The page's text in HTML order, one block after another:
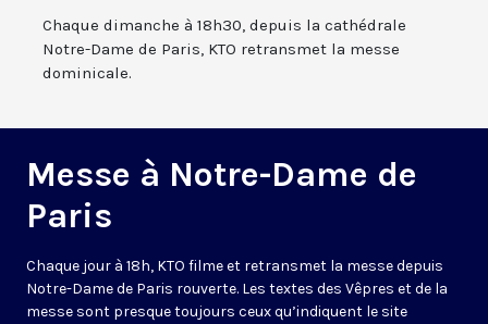
Chaque dimanche à 18h30, depuis la cathédrale
Notre-Dame de Paris, KTO retransmet la messe
dominicale.
Messe à Notre-Dame de
Paris
Chaque jour à 18h, KTO filme et retransmet la messe depuis
Notre-Dame de Paris rouverte. Les textes des Vêpres et de la
messe sont presque toujours ceux qu’indiquent le site